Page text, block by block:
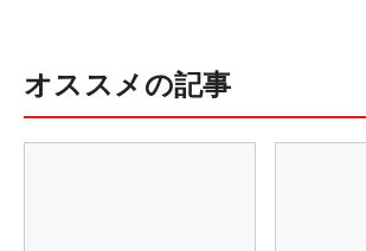
オススメの記事